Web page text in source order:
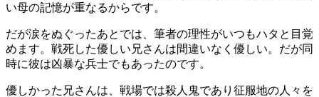
い母の記憶が重なるからです。
だが涙をぬぐったあとでは、筆者の理性がいつもハタと目覚
めます。戦死した優しい兄さんは間違いなく優しい。だが同
時に彼は凶暴な兵士でもあったのです。
優しかった兄さんは、戦場では殺人鬼であり征服地の人々を